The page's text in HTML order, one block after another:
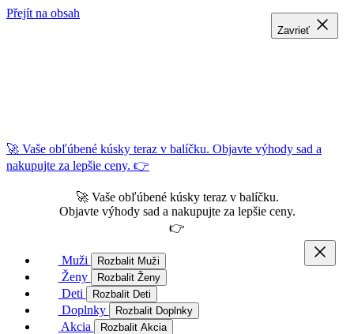
Přejít na obsah
🚀 Vaše obľúbené kúsky teraz v balíčku. Objavte výhody sad a
nakupujte za lepšie ceny. 👉
🚀 Vaše obľúbené kúsky teraz v balíčku.
Objavte výhody sad a nakupujte za lepšie ceny.
👉
Muži Rozbalit Muži
Ženy Rozbalit Ženy
Deti Rozbalit Deti
Doplnky Rozbalit Doplnky
Akcia Rozbalit Akcia
Zavrieť
Zavrieť
Zavrieť